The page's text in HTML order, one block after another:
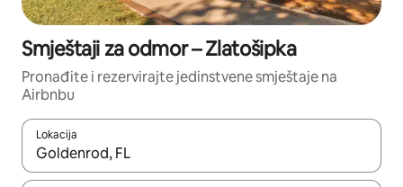
Smještaji za odmor – Zlatošipka
Pronađite i rezervirajte jedinstvene smještaje na
Airbnbu
Lokacija
Kada budu dostupni rezultati, moći ćete ih pregledati